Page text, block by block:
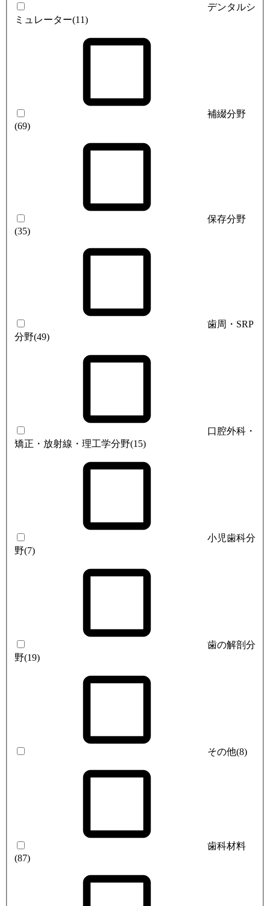
デンタルシ
ミュレーター(11)
補綴分野
(69)
保存分野
(35)
歯周・SRP
分野(49)
口腔外科・
矯正・放射線・理工学分野(15)
小児歯科分
野(7)
歯の解剖分
野(19)
その他(8)
歯科材料
(87)